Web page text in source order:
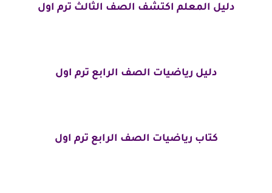
دليل المعلم اكتشف الصف الثالث ترم اول
دليل رياضيات الصف الرابع ترم اول
كتاب رياضيات الصف الرابع ترم اول